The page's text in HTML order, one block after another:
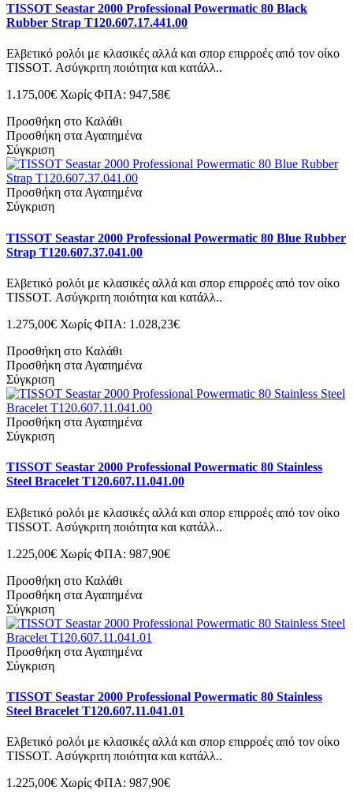
TISSOT Seastar 2000 Professional Powermatic 80 Black
Rubber Strap T120.607.17.441.00
Ελβετικό ρολόι με κλασικές αλλά και σπορ επιρροές από τον οίκο
TISSOT. Ασύγκριτη ποιότητα και κατάλλ..
1.175,00€ Χωρίς ΦΠΑ: 947,58€
Προσθήκη στο Καλάθι
Προσθήκη στα Αγαπημένα
Σύγκριση
Προσθήκη στα Αγαπημένα
Σύγκριση
TISSOT Seastar 2000 Professional Powermatic 80 Blue Rubber
Strap T120.607.37.041.00
Ελβετικό ρολόι με κλασικές αλλά και σπορ επιρροές από τον οίκο
TISSOT. Ασύγκριτη ποιότητα και κατάλλ..
1.275,00€ Χωρίς ΦΠΑ: 1.028,23€
Προσθήκη στο Καλάθι
Προσθήκη στα Αγαπημένα
Σύγκριση
Προσθήκη στα Αγαπημένα
Σύγκριση
TISSOT Seastar 2000 Professional Powermatic 80 Stainless
Steel Bracelet T120.607.11.041.00
Ελβετικό ρολόι με κλασικές αλλά και σπορ επιρροές από τον οίκο
TISSOT. Ασύγκριτη ποιότητα και κατάλλ..
1.225,00€ Χωρίς ΦΠΑ: 987,90€
Προσθήκη στο Καλάθι
Προσθήκη στα Αγαπημένα
Σύγκριση
Προσθήκη στα Αγαπημένα
Σύγκριση
TISSOT Seastar 2000 Professional Powermatic 80 Stainless
Steel Bracelet T120.607.11.041.01
Ελβετικό ρολόι με κλασικές αλλά και σπορ επιρροές από τον οίκο
TISSOT. Ασύγκριτη ποιότητα και κατάλλ..
1.225,00€ Χωρίς ΦΠΑ: 987,90€